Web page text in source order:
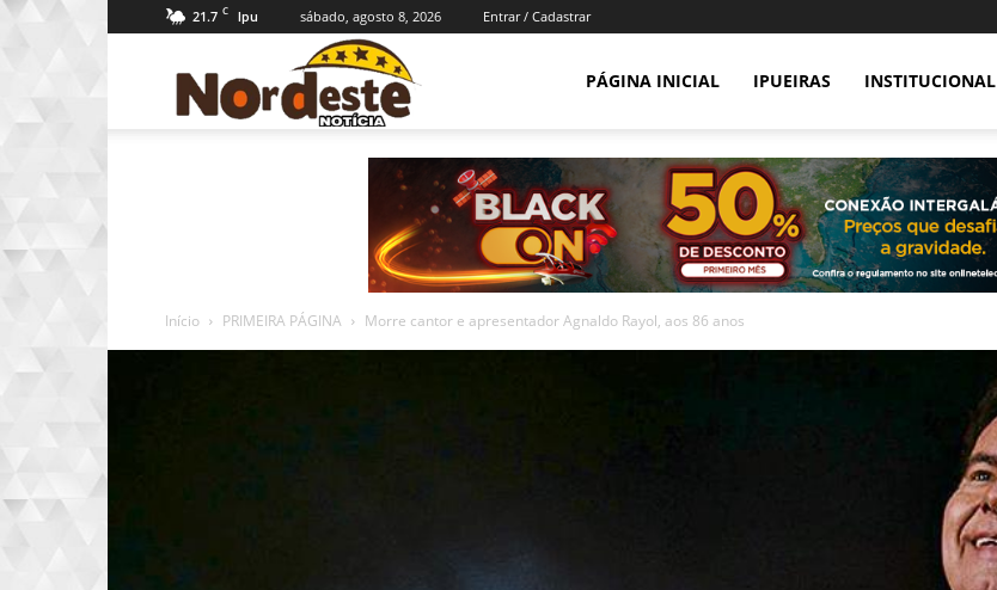
21.7 C Ipu sábado, agosto 8, 2026 Entrar / Cadastrar
Notícia
PÁGINA INICIAL IPUEIRAS INSTITUCIONAL
Início PRIMEIRA PÁGINA Morre cantor e apresentador Agnaldo Rayol, aos 86 anos